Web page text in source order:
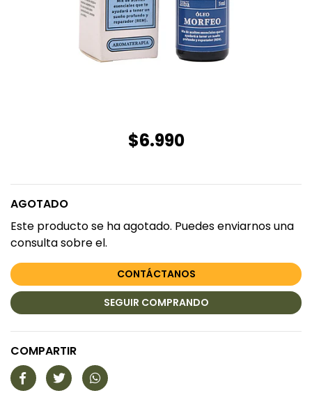
$6.990
AGOTADO
Este producto se ha agotado. Puedes enviarnos una
consulta sobre el.
CONTÁCTANOS
SEGUIR COMPRANDO
COMPARTIR